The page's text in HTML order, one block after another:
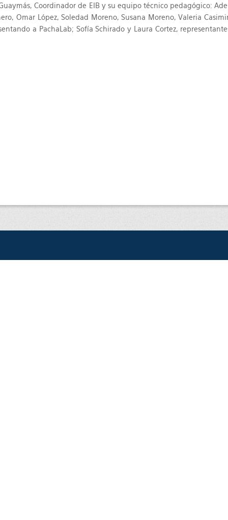
Coordinador de EIB y su equipo técnico pedagógico:
Omar López, Soledad Moreno, Susana Moreno, Valeria
a PachaLab; Sofía Schirado y Laura Cortez,